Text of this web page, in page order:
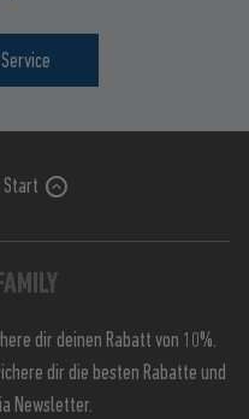
Start
dir deinen Rabatt von 10%.
dir die besten Rabatte und
Newsletter.